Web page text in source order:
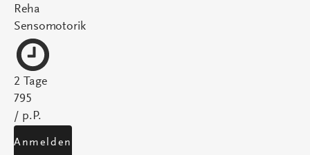
Reha
Sensomotorik
2 Tage
795
/ p.P.
Anmelden